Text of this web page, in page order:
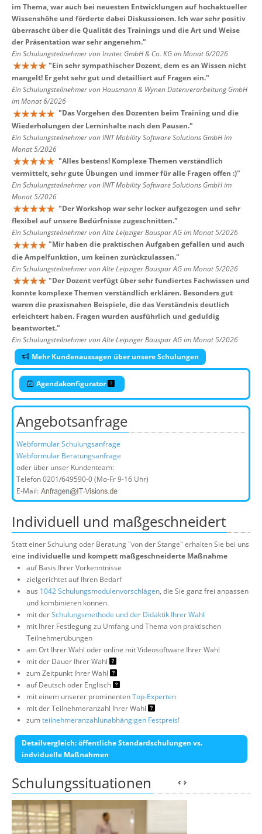
im Thema, war auch bei neuesten Entwicklungen auf hochaktueller
Wissenshöhe und förderte dabei Diskussionen. Ich war sehr positiv
überrascht über die Qualität des Trainings und die Art und Weise
der Präsentation war sehr angenehm."
Ein Schulungsteilnehmer von Invitec GmbH & Co. KG im Monat 6/2026
"Ein sehr sympathischer Dozent, dem es an Wissen nicht
mangelt! Er geht sehr gut und detailliert auf Fragen ein."
Ein Schulungsteilnehmer von Hausmann & Wynen Datenverarbeitung GmbH
im Monat 6/2026
"Das Vorgehen des Dozenten beim Training und die
Wiederholungen der Lerninhalte nach den Pausen."
Ein Schulungsteilnehmer von INIT Mobility Software Solutions GmbH im
Monat 5/2026
"Alles bestens! Komplexe Themen verständlich
vermittelt, sehr gute Übungen und immer für alle Fragen offen :)"
Ein Schulungsteilnehmer von INIT Mobility Software Solutions GmbH im
Monat 5/2026
"Der Workshop war sehr locker aufgezogen und sehr
flexibel auf unsere Bedürfnisse zugeschnitten."
Ein Schulungsteilnehmer von Alte Leipziger Bauspar AG im Monat 5/2026
"Mir haben die praktischen Aufgaben gefallen und auch
die Ampelfunktion, um keinen zurückzulassen."
Ein Schulungsteilnehmer von Alte Leipziger Bauspar AG im Monat 5/2026
"Der Dozent verfügt über sehr fundiertes Fachwissen und
konnte komplexe Themen verständlich erklären. Besonders gut
waren die praxisnahen Beispiele, die das Verständnis deutlich
erleichtert haben. Fragen wurden ausführlich und geduldig
beantwortet."
Ein Schulungsteilnehmer von Alte Leipziger Bauspar AG im Monat 5/2026
Mehr Kundenaussagen über unsere Schulungen
Agendakonfigurator
Angebotsanfrage
Webformular Schulungsanfrage
Webformular Beratungsanfrage
oder über unser Kundenteam:
Telefon0201/649590-0(Mo-Fr 9-16 Uhr)
E-Mail:
Individuell und maßgeschneidert
Statt einer Schulung oder Beratung "von der Stange" erhalten Sie bei uns
eine individuelle und kompett maßgeschneiderte Maßnahme
auf Basis Ihrer Vorkenntnisse
zielgerichtet auf Ihren Bedarf
aus 1042 Schulungsmodulenvorschlägen, die Sie ganz frei anpassen
und kombinieren können.
mit derSchulungsmethode und der Didaktik Ihrer Wahl
mit Ihrer Festlegung zu Umfang und Thema von praktischen
Teilnehmerübungen
am Ort Ihrer Wahl oder online mit Videosoftware Ihrer Wahl
mit der Dauer Ihrer Wahl
zum Zeitpunkt Ihrer Wahl
auf Deutsch oder Englisch
mit einem unserer prominentenTop-Experten
mit der Teilnehmeranzahl Ihrer Wahl
zumteilnehmeranzahlunabhängigen Festpreis!
Detailvergleich: öffentliche Standardschulungen vs.
indviduelle Maßnahmen
Schulungssituationen